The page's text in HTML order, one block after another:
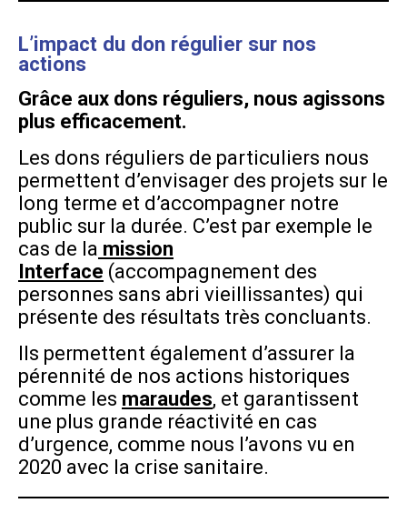
L’impact du don régulier sur nos
actions
Grâce aux dons réguliers, nous agissons
plus efficacement.
Les dons réguliers de particuliers nous
permettent d’envisager des projets sur le
long terme et d’accompagner notre
public sur la durée. C’est par exemple le
cas de la mission
Interface (accompagnement des
personnes sans abri vieillissantes) qui
présente des résultats très concluants.
Ils permettent également d’assurer la
pérennité de nos actions historiques
comme les maraudes, et garantissent
une plus grande réactivité en cas
d’urgence, comme nous l’avons vu en
2020 avec la crise sanitaire.